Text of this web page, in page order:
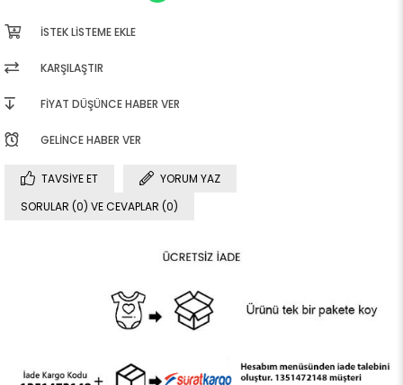
İSTEK LISTEME EKLE
KARŞILAŞTIR
FIYAT DÜŞÜNCE HABER VER
GELINCE HABER VER
TAVSIYE ET
YORUM YAZ
SORULAR (0) VE CEVAPLAR (0)